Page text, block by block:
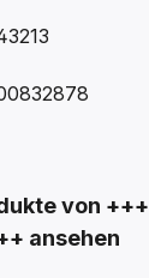
überspringen
von +++
ansehen